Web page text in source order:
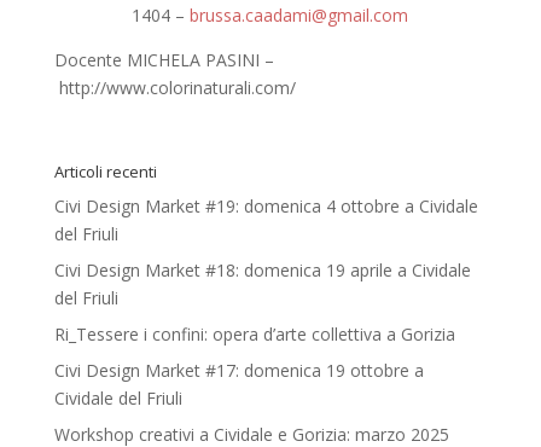
1404 –brussa.caadami@gmail.com
Docente MICHELA PASINI –
http://www.colorinaturali.com/
Articoli recenti
Civi Design Market #19: domenica 4 ottobre a Cividale
del Friuli
Civi Design Market #18: domenica 19 aprile a Cividale
del Friuli
Ri_Tessere i confini: opera d’arte collettiva a Gorizia
Civi Design Market #17: domenica 19 ottobre a
Cividale del Friuli
Workshop creativi a Cividale e Gorizia: marzo 2025